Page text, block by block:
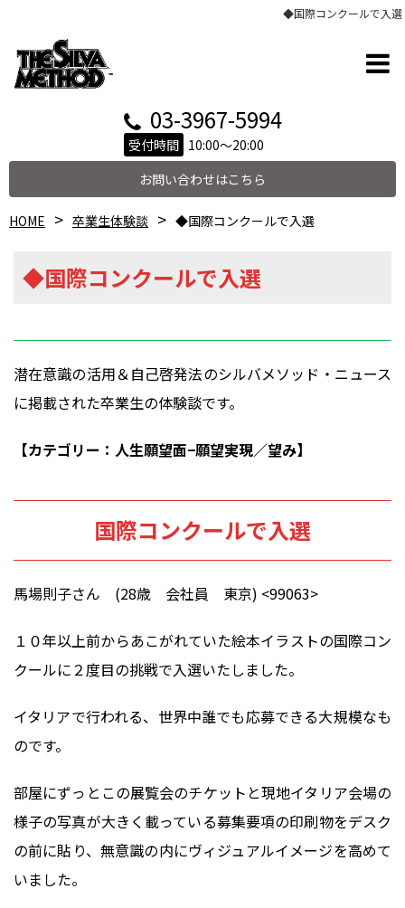
◆国際コンクールで入選
03-3967-5994
受付時間 10:00～20:00
お問い合わせはこちら
HOME 卒業生体験談 ◆国際コンクールで入選
◆国際コンクールで入選
潜在意識の活用＆自己啓発法のシルバメソッド・ニュース
に掲載された卒業生の体験談です。
【カテゴリー：人生願望面−願望実現／望み】
国際コンクールで入選
馬場則子さん (28歳 会社員 東京) <99063>
１０年以上前からあこがれていた絵本イラストの国際コン
クールに２度目の挑戦で入選いたしました。
イタリアで行われる、世界中誰でも応募できる大規模なも
のです。
部屋にずっとこの展覧会のチケットと現地イタリア会場の
様子の写真が大きく載っている募集要項の印刷物をデスク
の前に貼り、無意識の内にヴィジュアルイメージを高めて
いました。